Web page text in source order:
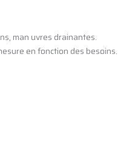
man uvres drainantes.
en fonction des besoins.